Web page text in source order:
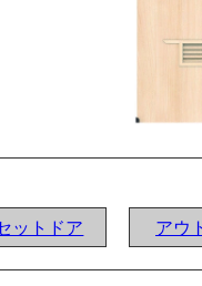
ットドア アウ